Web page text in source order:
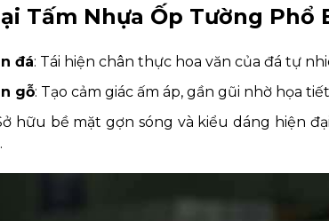
Tấm Nhựa Ốp Tường Phổ
đá: Tái hiện chân thực hoa văn của đá tự
gỗ: Tạo cảm giác ấm áp, gần gũi nhờ họa
hữu bề mặt gợn sóng và kiểu dáng hiện